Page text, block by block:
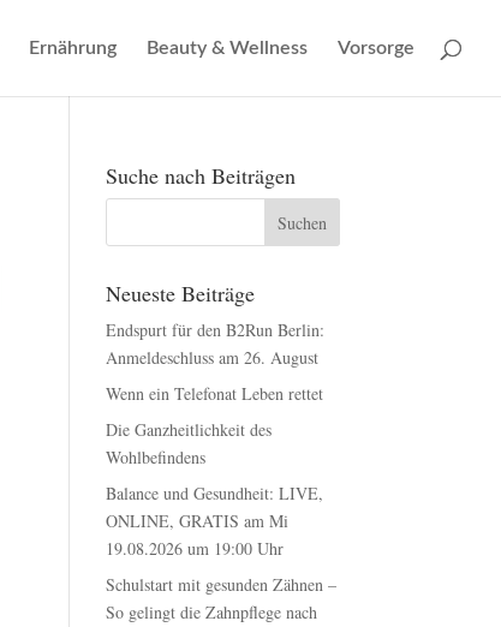
Ernährung Beauty & Wellness Vorsorge
Suche nach Beiträgen
Neueste Beiträge
Endspurt für den B2Run Berlin:
Anmeldeschluss am 26. August
Wenn ein Telefonat Leben rettet
Die Ganzheitlichkeit des
Wohlbefindens
Balance und Gesundheit: LIVE,
ONLINE, GRATIS am Mi
19.08.2026 um 19:00 Uhr
Schulstart mit gesunden Zähnen –
So gelingt die Zahnpflege nach